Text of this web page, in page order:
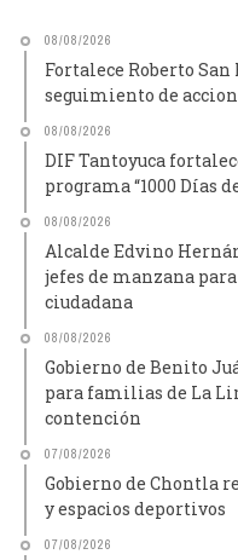
08/08/2026
Fortalece Roberto
seguimiento de
08/08/2026
DIF Tantoyuca
programa “1000 Días
08/08/2026
Alcalde Edvino
jefes de manzana
ciudadana
08/08/2026
Gobierno de Benito
para familias de La
contención
07/08/2026
Gobierno de Chontla
y espacios deportivos
07/08/2026